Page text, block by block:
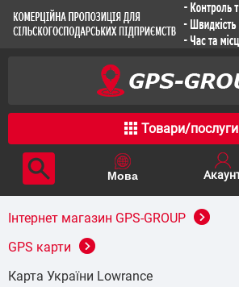
Товари/послуги
Інтернет магазин GPS-GROUP
GPS карти
Карта України Lowrance